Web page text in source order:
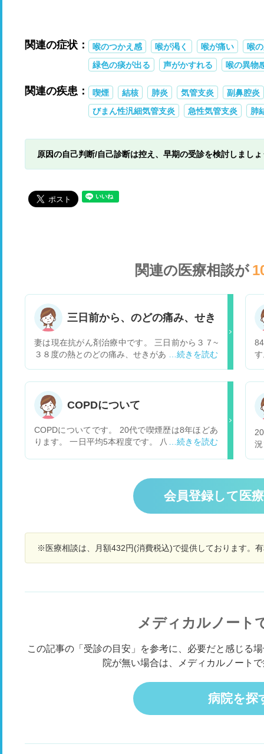
関連の症状： 喉のつかえ感 喉が渇く 喉が痛い
喉
緑色の痰が出る
声がかすれる 喉の異物
関連の疾患： 喫煙 結核 肺炎 気管支炎
副鼻腔炎
びまん性汎細気管支炎
急性気管支炎 肺
原因の自己判断/自己診断は控え、早期の受診を検討しましょ
関連の医療相談が
三日前から、のどの痛み、せき
妻は現在抗がん剤治療中です。 三日前から３７~
３８度の熱とのどの痛み、せきがあります。 市販
す。 ・何科で相談
か
COPDについて
COPDについてです。 20代で喫煙歴は8年ほどあ
ります。 一日平均5本程度です。 八月に出産して
ても強い咳が出ます。痰は出ません。 また、昼間
や夜間は出ません。 調べるとCOPDの初期症状と
書いてありすごく心配しています。 昨年肺年齢を
測ったときに、12歳ほど上の年齢が出ました。
ましたが異常なしです。 COPDの可能性は高いで
しょうか？ また、運動時に強い息切れはなく、普
会員登録して医
※医療相談は、月額432円(消費税込)で提供しております。
メディカルノート
この記事の「受診の目安」を参考に、必要だと感じる
院が無い場合は、メディカルノート
病院を探